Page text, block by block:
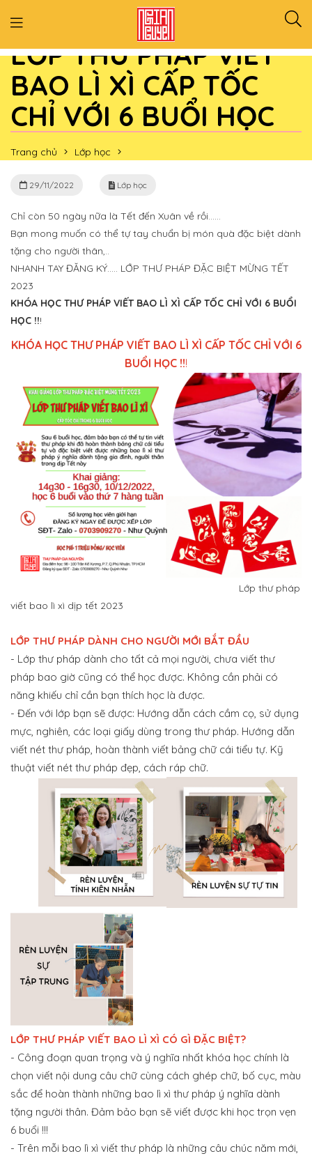
LỚP THƯ PHÁP VIẾT
BAO LÌ XÌ CẤP TỐC
CHỈ VỚI 6 BUỔI HỌC
Trang chủ Lớp học
LỚP THƯ PHÁP VIẾT BAO LÌ XÌ CẤP TỐC CHỈ VỚI 6 BUỔI HỌC
29/11/2022 Lớp học
Chỉ còn 50 ngày nữa là Tết đến Xuân về rồi……
Bạn mong muốn có thể tự tay chuẩn bị món quà đặc biệt dành
tặng cho người thân,..
NHANH TAY ĐĂNG KÝ….. LỚP THƯ PHÁP ĐẶC BIỆT MỪNG TẾT
2023
KHÓA HỌC THƯ PHÁP VIẾT BAO LÌ XÌ CẤP TỐC CHỈ VỚI 6 BUỔI
HỌC !!!
KHÓA HỌC THƯ PHÁP VIẾT BAO LÌ XÌ CẤP TỐC CHỈ VỚI 6
BUỔI HỌC !!!
Lớp thư pháp
viết bao lì xì dịp tết 2023
LỚP THƯ PHÁP DÀNH CHO NGƯỜI MỚI BẮT ĐẦU
- Lớp thư pháp dành cho tất cả mọi người, chưa viết thư
pháp bao giờ cũng có thể học được. Không cần phải có
năng khiếu chỉ cần bạn thích học là được.
- Đến với lớp bạn sẽ được: Hướng dẫn cách cầm cọ, sử dụng
mực, nghiên, các loại giấy dùng trong thư pháp. Hướng dẫn
viết nét thư pháp, hoàn thành viết bảng chữ cái tiểu tự. Kỹ
thuật viết nét thư pháp đẹp, cách ráp chữ.
LỚP THƯ PHÁP VIẾT BAO LÌ XÌ CÓ GÌ ĐẶC BIỆT?
- Công đoạn quan trọng và ý nghĩa nhất khóa học chính là
chọn viết nội dung câu chữ cùng cách ghép chữ, bố cục, màu
sắc để hoàn thành những bao lì xì thư pháp ý nghĩa dành
tặng người thân. Đảm bảo bạn sẽ viết được khi học trọn vẹn
6 buổi !!!
- Trên mỗi bao lì xì viết thư pháp là những câu chúc năm mới,